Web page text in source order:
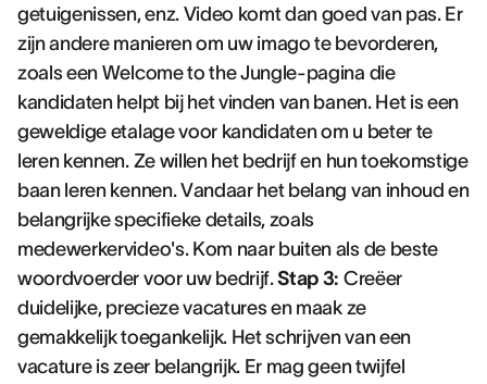
getuigenissen, enz. Video komt dan goed van pas. Er
zijn andere manieren om uw imago te bevorderen,
zoals een Welcome to the Jungle-pagina die
kandidaten helpt bij het vinden van banen. Het is een
geweldige etalage voor kandidaten om u beter te
leren kennen. Ze willen het bedrijf en hun toekomstige
baan leren kennen. Vandaar het belang van inhoud en
belangrijke specifieke details, zoals
medewerkervideo's. Kom naar buiten als de beste
woordvoerder voor uw bedrijf.Stap 3: Creëer
duidelijke, precieze vacatures en maak ze
gemakkelijk toegankelijk. Het schrijven van een
vacature is zeer belangrijk. Er mag geen twijfel